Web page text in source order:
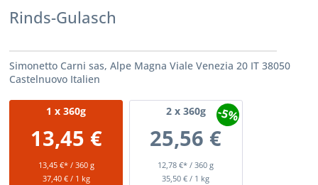
Rinds-Gulasch
Simonetto Carni sas, Alpe Magna Viale Venezia 20 IT 38050
Castelnuovo Italien
1 x 360g
13,45 €
13,45 €* / 360 g
37,40 € / 1 kg
2x 360g
25,56 €
12,78 €* / 360 g
-5%
35,50 € / 1 kg